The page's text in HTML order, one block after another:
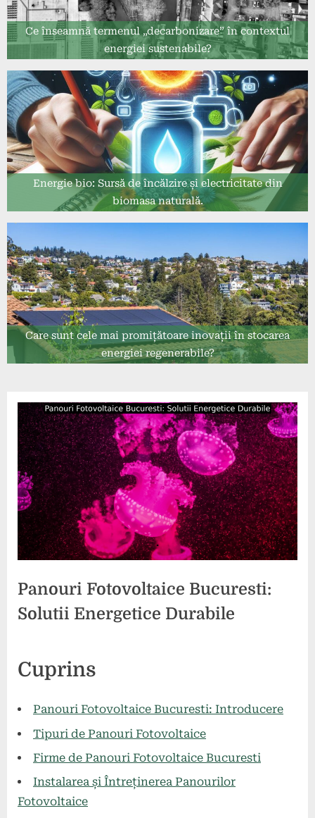
Ce înseamnă termenul „decarbonizare” în contextul
energiei sustenabile?
Energie bio: Sursă de încălzire și electricitate din
biomasa naturală.
Care sunt cele mai promițătoare inovații în stocarea
energiei regenerabile?
Panouri Fotovoltaice Bucuresti:
Solutii Energetice Durabile
on
mai
Cuprins
Panouri Fotovoltaice Bucuresti: Introducere
Tipuri de Panouri Fotovoltaice
Firme de Panouri Fotovoltaice Bucuresti
Instalarea și Întreținerea Panourilor
Fotovoltaice